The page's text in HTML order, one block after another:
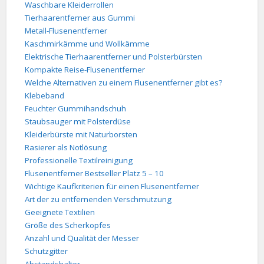
Waschbare Kleiderrollen
Tierhaarentferner aus Gummi
Metall-Flusenentferner
Kaschmirkämme und Wollkämme
Elektrische Tierhaarentferner und Polsterbürsten
Kompakte Reise-Flusenentferner
Welche Alternativen zu einem Flusenentferner gibt es?
Klebeband
Feuchter Gummihandschuh
Staubsauger mit Polsterdüse
Kleiderbürste mit Naturborsten
Rasierer als Notlösung
Professionelle Textilreinigung
Flusenentferner Bestseller Platz 5 – 10
Wichtige Kaufkriterien für einen Flusenentferner
Art der zu entfernenden Verschmutzung
Geeignete Textilien
Größe des Scherkopfes
Anzahl und Qualität der Messer
Schutzgitter